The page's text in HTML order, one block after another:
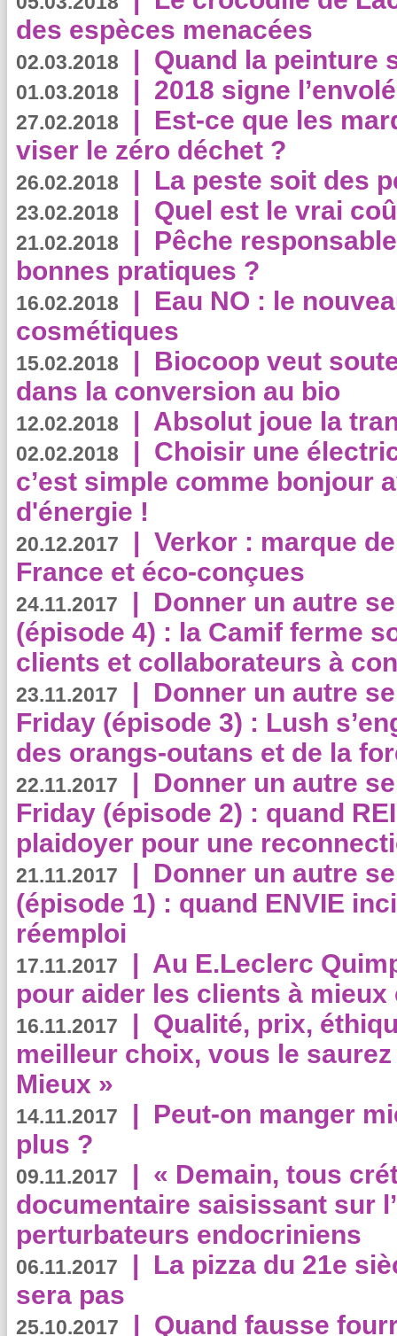
des espèces menacées
02.03.2018 | Quand la peinture
01.03.2018 | 2018 signe
27.02.2018 | Est-ce que les
viser le zéro déchet ?
26.02.2018 | La peste soit des
23.02.2018 | Quel est le vrai
21.02.2018 | Pêche
bonnes pratiques ?
16.02.2018 | Eau NO : le
cosmétiques
15.02.2018 | Biocoop veut
dans la conversion au bio
12.02.2018 | Absolut joue la
02.02.2018 | Choisir une
c’est simple comme bonjour
d'énergie !
20.12.2017 | Verkor : marque
France et éco-conçues
24.11.2017 | Donner un autre
(épisode 4) : la Camif ferme
clients et collaborateurs à
23.11.2017 | Donner un autre
Friday (épisode 3) : Lush
des orangs-outans et de la
22.11.2017 | Donner un autre
Friday (épisode 2) : quand
plaidoyer pour une
21.11.2017 | Donner un autre
(épisode 1) : quand ENVIE
réemploi
17.11.2017 | Au E.Leclerc
pour aider les clients à
16.11.2017 | Qualité, prix,
meilleur choix, vous le
Mieux »
14.11.2017 | Peut-on manger
plus ?
09.11.2017 | « Demain, tous
documentaire saisissant sur
perturbateurs endocriniens
06.11.2017 | La pizza du 21e
sera pas
25.10.2017 | Quand fausse